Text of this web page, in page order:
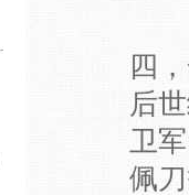
四
后
卫
佩